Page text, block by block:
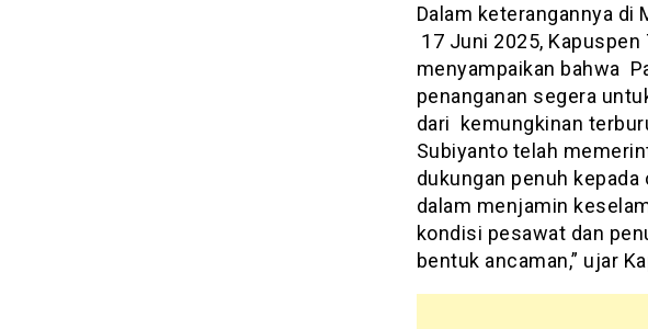
Dalam keterangannya di
17 Juni 2025,
menyampaikan bahwa
penanganan segera
dari kemungkinan
Subiyanto telah
dukungan penuh
dalam menjamin
kondisi pesawat dan
bentuk ancaman,” ujar